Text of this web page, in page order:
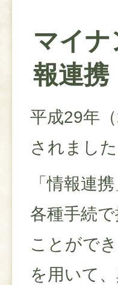
マイ
報連携
平成29年
されました
「情報連
各種手続
ことがで
を用いて